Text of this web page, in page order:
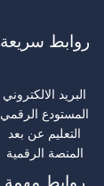
روابط سريعة
البريد الالكتروني
المستودع الرقمي
التعليم عن بعد
المنصة الرقمية